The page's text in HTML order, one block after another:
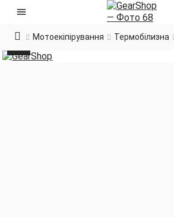
Мотоекіпірування Термобілизна